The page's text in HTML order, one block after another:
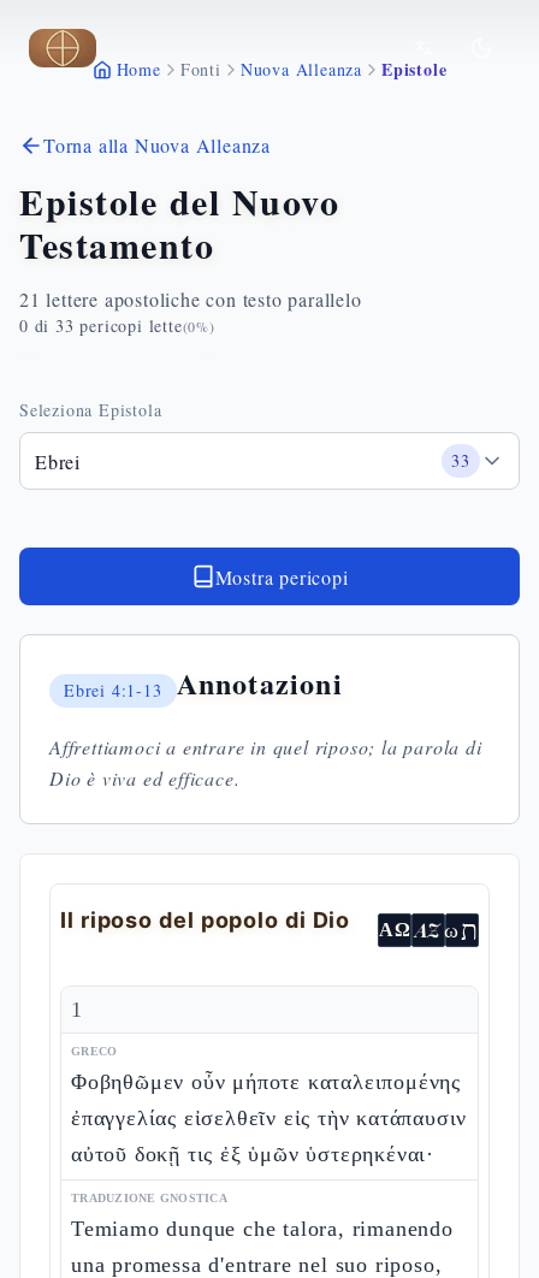
Vai al contenuto principale
Home Fonti Nuova Alleanza Epistole
Torna alla Nuova Alleanza
Epistole del Nuovo
Testamento
21 lettere apostoliche con testo parallelo
0 di 33 pericopi lette(0%)
Seleziona Epistola
Ebrei 33
Mostra pericopi
Ebrei 4:1-13 Annotazioni
Affrettiamoci a entrare in quel riposo; la parola di
Dio è viva ed efficace.
Il riposo del popolo di Dio ΑΩ AZωת
1
GRECO
Φοβηθῶμεν οὖν μήποτε καταλειπομένης
ἐπαγγελίας εἰσελθεῖν εἰς τὴν κατάπαυσιν
αὐτοῦ δοκῇ τις ἐξ ὑμῶν ὑστερηκέναι·
TRADUZIONE GNOSTICA
Temiamo dunque che talora, rimanendo
una promessa d'entrare nel suo riposo,